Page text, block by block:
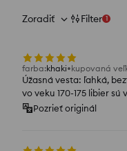
Zoradiť Filter 1
farba:khaki kupovaná
Úžasná vesta: ľahká,
vo veku 170-175 libier
Pozrieť originál